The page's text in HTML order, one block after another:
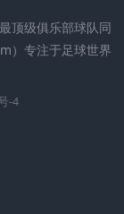
顶级俱乐部球队同
）专注于足球世界
-4